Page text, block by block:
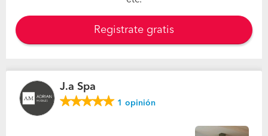
Registrate gratis
J.a Spa
1 opinión